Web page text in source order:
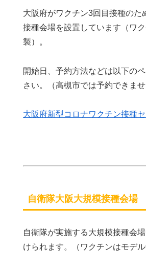
大阪府がワクチン3回目接種のた
接種会場を設置しています（ワ
製）。
開始日、予約方法などは以下の
さい。（高槻市では予約できませ
大阪府新型コロナワクチン接種
自衛隊大阪大規模接種会場
自衛隊が実施する大規模接種会
けられます。（ワクチンはモデル